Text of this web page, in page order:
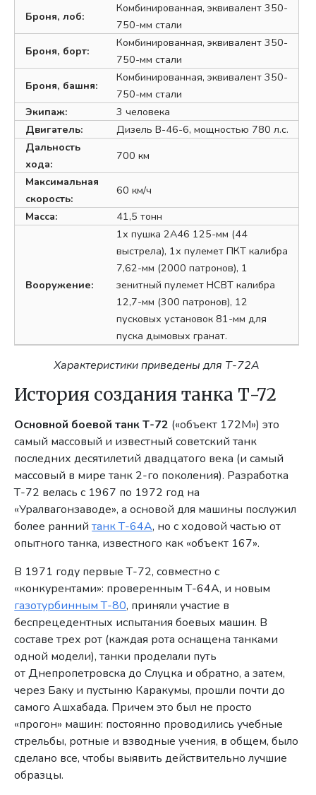
Броня, лоб:
Комбинированная, эквивалент 350-
750-мм стали
Броня, борт:
Комбинированная, эквивалент 350-
750-мм стали
Броня, башня:
Комбинированная, эквивалент 350-
750-мм стали
Экипаж:
3 человека
Двигатель:
Дизель В-46-6, мощностью 780 л.с.
Дальность
хода:
700 км
Максимальная
скорость:
60 км/ч
Масса:
41,5 тонн
Вооружение:
1х пушка 2А46 125-мм (44
выстрела), 1х пулемет ПКТ калибра
7,62-мм (2000 патронов), 1
зенитный пулемет НСВТ калибра
12,7-мм (300 патронов), 12
пусковых установок 81-мм для
пуска дымовых гранат.
Характеристики приведены для Т-72А
История создания танка Т-72
Основной боевой танк Т-72 («объект 172М») это
самый массовый и известный советский танк
последних десятилетий двадцатого века (и самый
массовый в мире танк 2-го поколения). Разработка
Т-72 велась с 1967 по 1972 год на
«Уралвагонзаводе», а основой для машины послужил
более раннийтанк Т-64А, но с ходовой частью от
опытного танка, известного как «объект 167».
В 1971 году первые Т-72, совместно с
«конкурентами»: проверенным Т-64А, и новым
газотурбинным Т-80, приняли участие в
беспрецедентных испытания боевых машин. В
составе трех рот (каждая рота оснащена танками
одной модели), танки проделали путь
от Днепропетровска до Слуцка и обратно, а затем,
через Баку и пустыню Каракумы, прошли почти до
самого Ашхабада. Причем это был не просто
«прогон» машин: постоянно проводились учебные
стрельбы, ротные и взводные учения, в общем, было
сделано все, чтобы выявить действительно лучшие
образцы.